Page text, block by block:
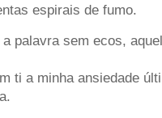
espirais de fumo.
palavra sem ecos,
ti a minha ansiedade